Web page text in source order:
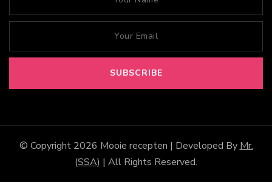
© Copyright 2026 Mooie recepten | Developed By Mr.
(SSA) | All Rights Reserved.